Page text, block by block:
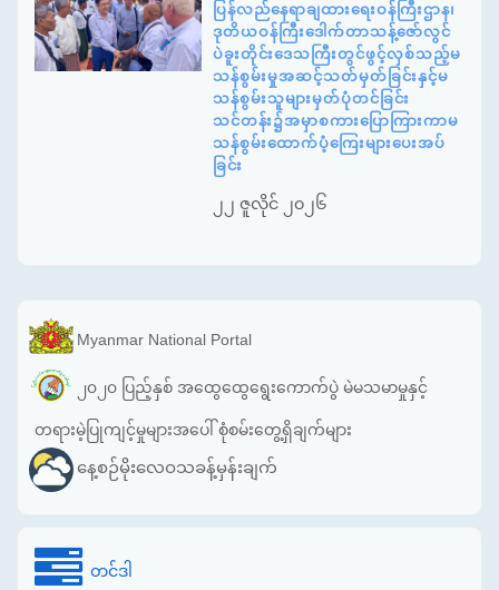
ပြန်လည်နေရာချထားရေးဝန်ကြီးဌာန၊
ဒုတိယဝန်ကြီးဒေါက်တာသန့်ဇော်လွင်
ပဲခူးတိုင်းဒေသကြီးတွင်ဖွင့်လှစ်သည့်မ
သန်စွမ်းမှုအဆင့်သတ်မှတ်ခြင်းနှင့်မ
သန်စွမ်းသူများမှတ်ပုံတင်ခြင်း
သင်တန်း၌အမှာစကားပြောကြားကာမ
သန်စွမ်းထောက်ပံ့ကြေးများပေးအပ်
ခြင်း
၂၂ ဇူလိုင် ၂၀၂၆
Myanmar National Portal
၂၀၂၀ ပြည့်နှစ် အထွေထွေရွေးကောက်ပွဲ မဲမသမာမှုနှင့်
တရားမဲ့ပြုကျင့်မှုများအပေါ် စုံစမ်းတွေ့ရှိချက်များ
နေ့စဉ်မိုးလေဝသခန့်မှန်းချက်
တင်ဒါ